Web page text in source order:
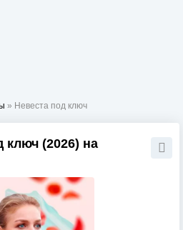
» Невеста под ключ
ключ (2026) на